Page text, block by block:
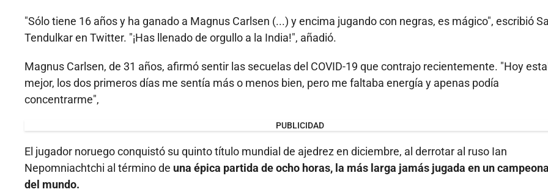
"Sólo tiene 16 años y ha ganado a Magnus Carlsen (...) y encima jugando con negras, es mágico", escribió
Tendulkar en Twitter. "¡Has llenado de orgullo a la India!", añadió.
Magnus Carlsen, de 31 años, afirmó sentir las secuelas del COVID-19 que contrajo recientemente. "Hoy
mejor, los dos primeros días me sentía más o menos bien, pero me faltaba energía y apenas podía
concentrarme",
PUBLICIDAD
El jugador noruego conquistó su quinto título mundial de ajedrez en diciembre, al derrotar al ruso Ian
Nepomniachtchi al término de una épica partida de ocho horas, la más larga jamás jugada en un
del mundo.